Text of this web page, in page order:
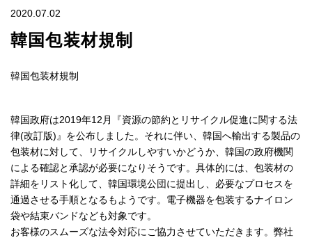
2020.07.02
韓国包装材規制
韓国包装材規制
韓国政府は2019年12月『資源の節約とリサイクル促進に関する法
律(改訂版)』を公布しました。それに伴い、韓国へ輸出する製品の
包装材に対して、リサイクルしやすいかどうか、韓国の政府機関
による確認と承認が必要になりそうです。具体的には、包装材の
詳細をリスト化して、韓国環境公団に提出し、必要なプロセスを
通過させる手順となるもようです。電子機器を包装するナイロン
袋や結束バンドなども対象です。
お客様のスムーズな法令対応にご協力させていただきます。弊社